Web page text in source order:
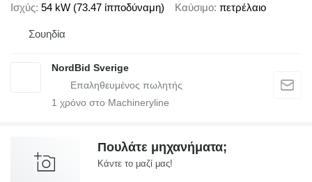
Ισχύς 54 kW (73.47 ίπποδύναμη) Καύσιμο πετρέλαιο
Σουηδία
NordBid Sverige
1 χρόνο στο Machineryline
Πουλάτε μηχανήματα;
Κάντε το μαζί μας!